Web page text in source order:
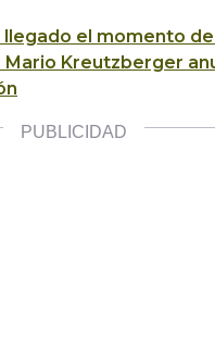
llegado el momento
Mario Kreutzberger